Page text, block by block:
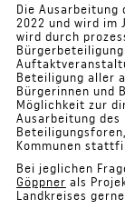
Die Ausarbeitung
2022 und wird im
wird durch
Beteiligung aller
Bürgerinnen und
Möglichkeit zur
Ausarbeitung
Kommunen
Bei jeglichen
Göppner als
Landkreises